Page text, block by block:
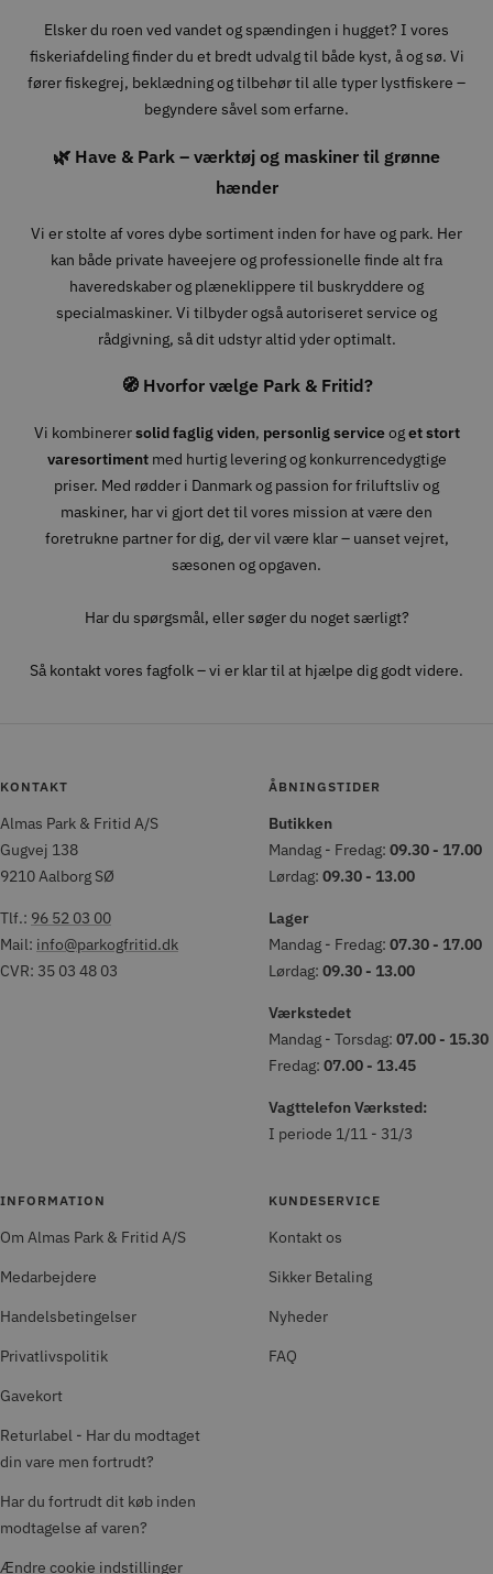
Elsker du roen ved vandet og spændingen i hugget? I vores
fiskeriafdeling finder du et bredt udvalg til både kyst, å og sø. Vi
fører fiskegrej, beklædning og tilbehør til alle typer lystfiskere –
begyndere såvel som erfarne.
🌿 Have & Park – værktøj og maskiner til grønne
hænder
Vi er stolte af vores dybe sortiment inden for have og park. Her
kan både private haveejere og professionelle finde alt fra
haveredskaber og plæneklippere til buskryddere og
specialmaskiner. Vi tilbyder også autoriseret service og
rådgivning, så dit udstyr altid yder optimalt.
🧭 Hvorfor vælge Park & Fritid?
Vi kombinerersolid faglig viden, personlig serviceoget stort
varesortimentmed hurtig levering og konkurrencedygtige
priser. Med rødder i Danmark og passion for friluftsliv og
maskiner, har vi gjort det til vores mission at være den
foretrukne partner for dig, der vil være klar – uanset vejret,
sæsonen og opgaven.
Har du spørgsmål, eller søger du noget særligt?
Så kontakt vores fagfolk – vi er klar til at hjælpe dig godt videre.
KONTAKT
Almas Park & Fritid A/S
Gugvej 138
9210 Aalborg SØ
Tlf.: 96 52 03 00
Mail: info@parkogfritid.dk
CVR: 35 03 48 03
ÅBNINGSTIDER
Butikken
Mandag - Fredag: 09.30 - 17.00
Lørdag: 09.30 - 13.00
Lager
Mandag - Fredag: 07.30 - 17.00
Lørdag: 09.30 - 13.00
Værkstedet
Mandag - Torsdag: 07.00 - 15.30
Fredag: 07.00 - 13.45
Vagttelefon Værksted:
I periode 1/11 - 31/3
INFORMATION
Om Almas Park & Fritid A/S
Medarbejdere
Handelsbetingelser
Privatlivspolitik
Gavekort
Returlabel - Har du modtaget
din vare men fortrudt?
Har du fortrudt dit køb inden
modtagelse af varen?
Ændre cookie indstillinger
KUNDESERVICE
Kontakt os
Sikker Betaling
Nyheder
FAQ